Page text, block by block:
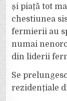
și piață tot
chestiunea
fermierii au
numai
din liderii
Se
rezidențiale